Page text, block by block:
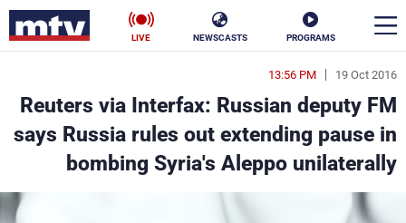
PROGRAMS
NEWSCASTS
LIVE
19 Oct 2016
13:56 PM
Reuters via Interfax: Russian deputy FM
says Russia rules out extending pause in
bombing Syria's Aleppo unilaterally
en
الأخبار
سياسة ناس
إقتصاد